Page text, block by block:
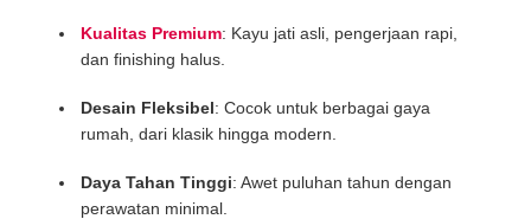
Kualitas Premium: Kayu jati asli, pengerjaan rapi,
dan finishing halus.
Desain Fleksibel: Cocok untuk berbagai gaya
rumah, dari klasik hingga modern.
Daya Tahan Tinggi: Awet puluhan tahun dengan
perawatan minimal.